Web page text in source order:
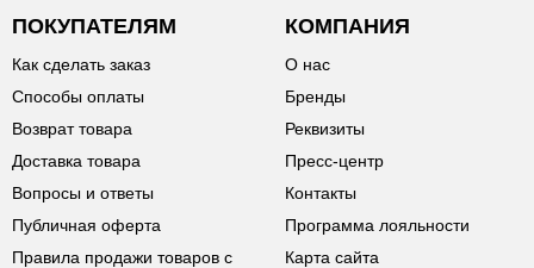
ПОКУПАТЕЛЯМ
Как сделать заказ
Способы оплаты
Возврат товара
Доставка товара
Вопросы и ответы
Публичная оферта
Правила продажи товаров с
КОМПАНИЯ
О нас
Бренды
Реквизиты
Пресс-центр
Контакты
Программа лояльности
Карта сайта